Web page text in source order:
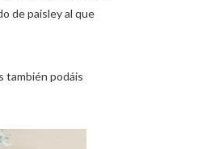
de paisley al que
también podáis